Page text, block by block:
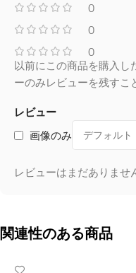
0
0
0
レビュー
画像のみ
レビューはまだありませ
以前にこの商品を購入し
ーのみレビューを残すこ
関連性のある商品